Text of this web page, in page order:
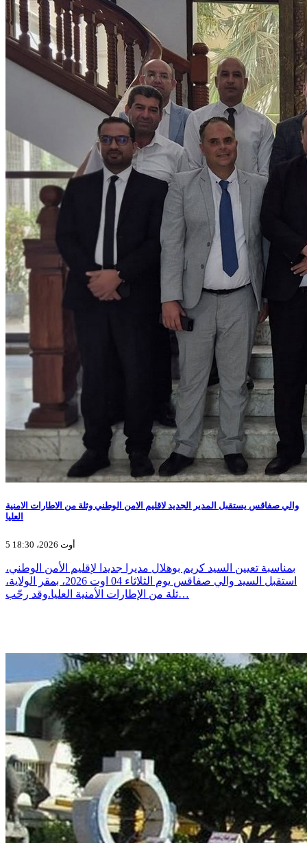
والي صفاقس يستقبل المدير الجديد لاقليم الامن الوطني وثلة من الاطارات الامنية
العليا
5 أوت 2026، 18:30
بمناسبة تعيين السيد كريم بوهلال مديرا جديدا لإقليم الأمن الوطني،
استقبل السيد والي صفاقس يوم الثلاثاء 04 اوت 2026، بمقر الولاية،
ثلة من الإطارات الأمنية العليا.وقد رحّب…